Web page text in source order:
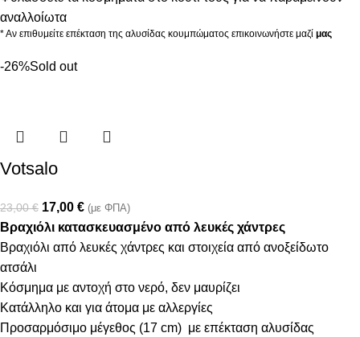
αναλλοίωτα
* Αν επιθυμείτε επέκταση της αλυσίδας κουμπώματος επικοινωνήστε μαζί μας
-26%Sold out
Votsalo
23,00€ 17,00 € (με ΦΠΑ)
Βραχιόλι κατασκευασμένο από λευκές χάντρες
Βραχιόλι από λευκές χάντρες και στοιχεία από ανοξείδωτο
ατσάλι
Κόσμημα με αντοχή στο νερό, δεν μαυρίζει
Κατάλληλο και για άτομα με αλλεργίες
Προσαρμόσιμο μέγεθος (17 cm) με επέκταση αλυσίδας